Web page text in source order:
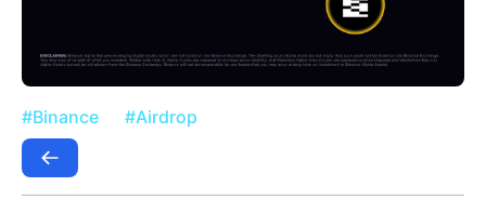
#Binance #Airdrop